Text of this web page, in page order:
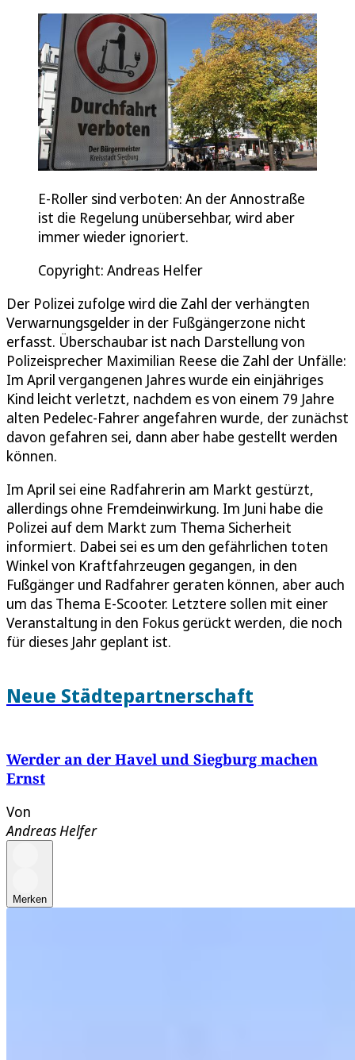
E-Roller sind verboten: An der Annostraße
ist die Regelung unübersehbar, wird aber
immer wieder ignoriert.
Copyright: Andreas Helfer
Der Polizei zufolge wird die Zahl der verhängten
Verwarnungsgelder in der Fußgängerzone nicht
erfasst. Überschaubar ist nach Darstellung von
Polizeisprecher Maximilian Reese die Zahl der Unfälle:
Im April vergangenen Jahres wurde ein einjähriges
Kind leicht verletzt, nachdem es von einem 79 Jahre
alten Pedelec-Fahrer angefahren wurde, der zunächst
davon gefahren sei, dann aber habe gestellt werden
können.
Im April sei eine Radfahrerin am Markt gestürzt,
allerdings ohne Fremdeinwirkung. Im Juni habe die
Polizei auf dem Markt zum Thema Sicherheit
informiert. Dabei sei es um den gefährlichen toten
Winkel von Kraftfahrzeugen gegangen, in den
Fußgänger und Radfahrer geraten können, aber auch
um das Thema E-Scooter. Letztere sollen mit einer
Veranstaltung in den Fokus gerückt werden, die noch
für dieses Jahr geplant ist.
Neue Städtepartnerschaft
Werder an der Havel und Siegburg machen
Ernst
Von
Andreas Helfer
Merken